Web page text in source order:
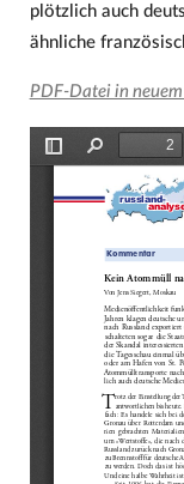
plötzlich auch
ähnliche
PDF-Datei in neuem